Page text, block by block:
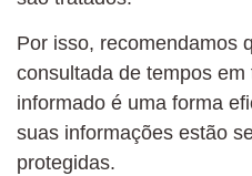
Por isso, recomendamos
consultada de tempos
informado é uma forma
suas informações estão
protegidas.